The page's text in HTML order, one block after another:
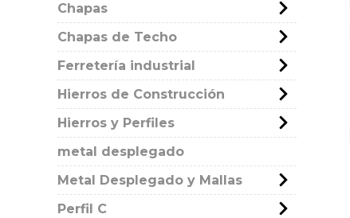
Chapas
Chapas de Techo
Ferretería industrial
Hierros de Construcción
Hierros y Perfiles
metal desplegado
Metal Desplegado y Mallas
Perfil C